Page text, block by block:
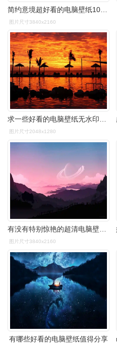
图片尺寸3840x2160
求一些好看的电脑壁纸无水印的高清
图片尺寸2048x1280
图片尺寸3840x2160
有哪些好看的电脑壁纸值得分享